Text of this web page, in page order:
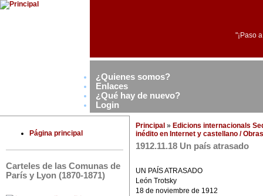
"¡Paso
¿Quienes somos?
Enlaces
¿Qué hay de nuevo?
Login
Página principal
Carteles de las Comunas de
París y Lyon (1870-1871)
Principal » Edicions internacionals
inédito en Internet y castellano /
1912.11.18 Un país atrasado
UN PAÍS ATRASADO
León Trotsky
18 de noviembre de 1912